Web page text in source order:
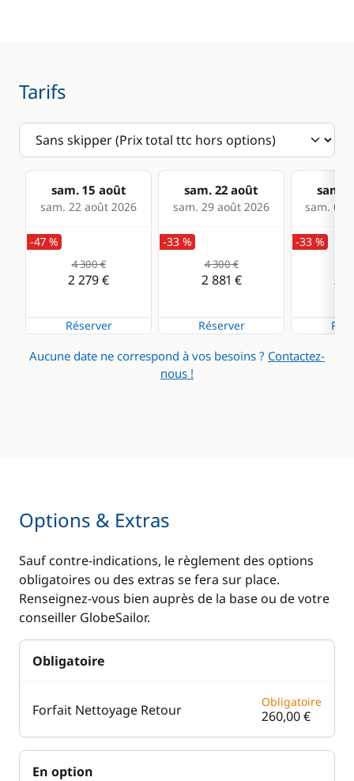
Cuisinière
WC électrique
Tarifs
sam. 15 août
sam. 22 août 2026
sam. 22 août
sam. 29 août 2026
sam.
sam. 05
-47 %
4 300 €
2 279 €
Réserver
-33 %
4 300 €
2 881 €
Réserver
-33 %
2
Aucune date ne correspond à vos besoins ? Contactez-
nous !
Options & Extras
Sauf contre-indications, le règlement des options
obligatoires ou des extras se fera sur place.
Renseignez-vous bien auprès de la base ou de votre
conseiller GlobeSailor.
Obligatoire
Forfait Nettoyage Retour Obligatoire
260,00 €
En option